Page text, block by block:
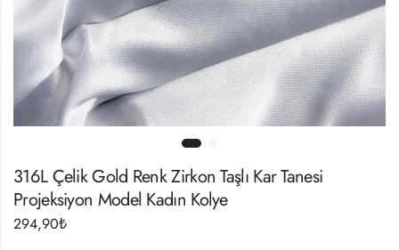
316L Çelik Gold Renk Zirkon Taşlı Kar Tanesi
Projeksiyon Model Kadın Kolye
294,90₺